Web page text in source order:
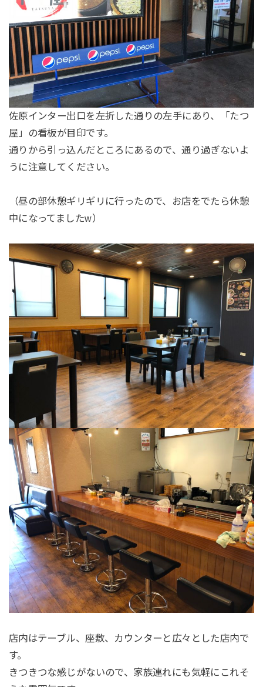
佐原インター出口を左折した通りの左手にあり、「たつ
屋」の看板が目印です。
通りから引っ込んだところにあるので、通り過ぎないよ
うに注意してください。
（昼の部休憩ギリギリに行ったので、お店をでたら休憩
中になってましたw）
店内はテーブル、座敷、カウンターと広々とした店内で
す。
きつきつな感じがないので、家族連れにも気軽にこれそ